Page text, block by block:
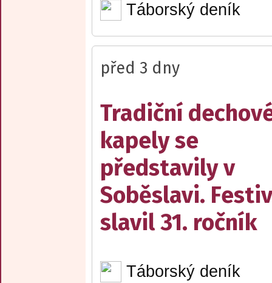
Táborský deník
před 3 dny
Tradiční
kapely se
představily v
Soběslavi.
slavil 31. ročník
Táborský deník